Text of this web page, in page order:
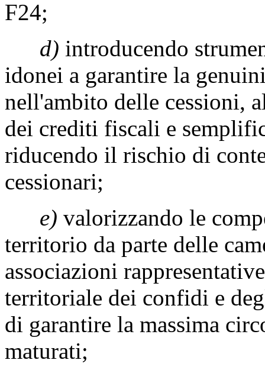
F24;
d) introducendo
idonei a garantire la
nell'ambito delle cessioni,
dei crediti fiscali e
riducendo il rischio di
cessionari;
e) valorizzando le
territorio da parte delle
associazioni
territoriale dei confidi e
di garantire la massima
maturati;